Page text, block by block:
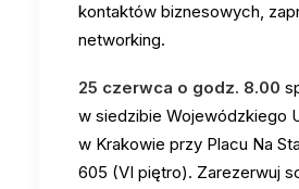
kontaktów biznesowych,
networking.
25 czerwca o godz. 8.00
w siedzibie Wojewódzkiego
w Krakowie przy Placu Na
605 (VI piętro). Zarezerwuj